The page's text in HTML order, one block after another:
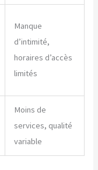
Manque
d’intimité,
horaires d’accès
limités
Moins de
services, qualité
variable